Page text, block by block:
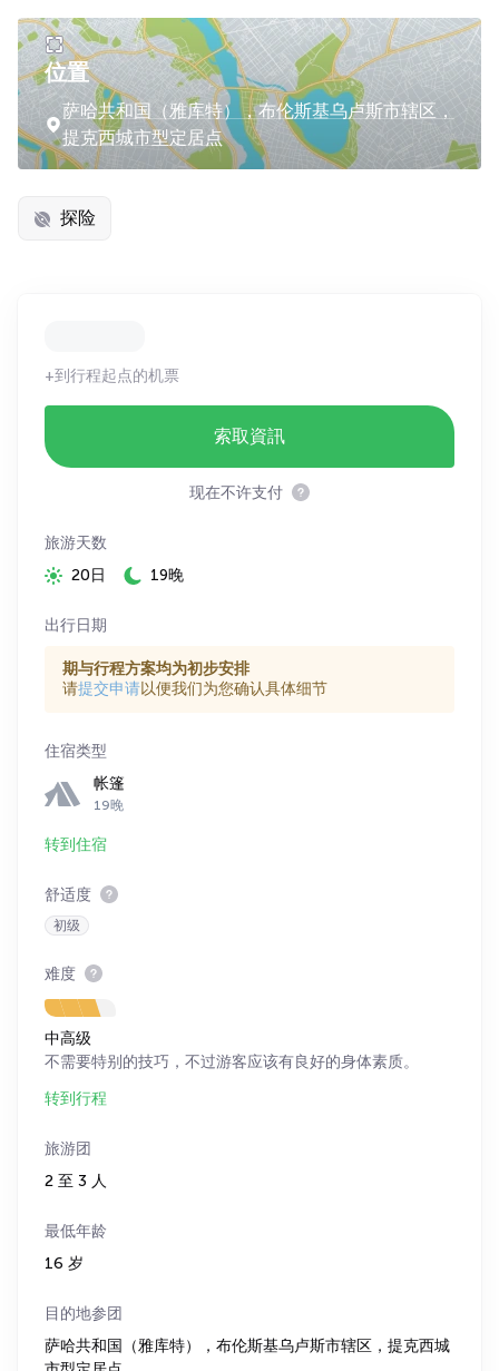
位置
萨哈共和国（雅库特），布伦斯基乌卢斯市辖区，
提克西城市型定居点
探险
+到行程起点的机票
索取資訊
现在不许支付
旅游天数
20日
19晚
出行日期
期与行程方案均为初步安排
请提交申请以便我们为您确认具体细节
住宿类型
帐篷
19晚
转到住宿
舒适度
初级
难度
中高级
不需要特别的技巧，不过游客应该有良好的身体素质。
转到行程
旅游团
2 至 3 人
最低年龄
16 岁
目的地参团
萨哈共和国（雅库特），布伦斯基乌卢斯市辖区，提克西城